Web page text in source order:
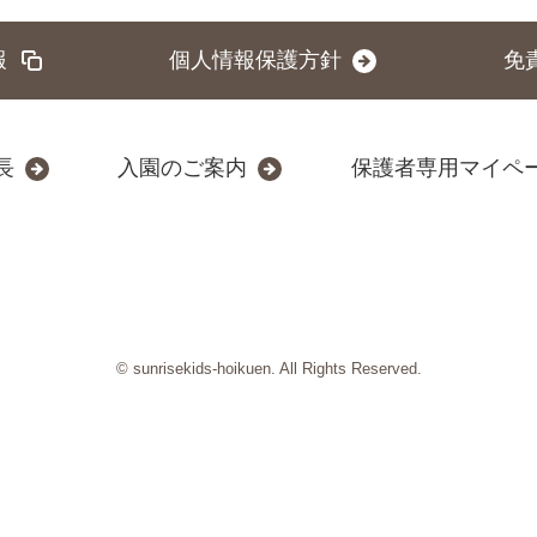
個人情報保護方針 免
入園のご案内 保護者専用マイペ
© sunrisekids-hoikuen. All Rights Reserved.